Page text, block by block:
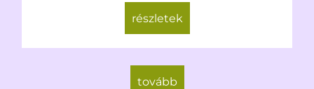
részletek
tovább